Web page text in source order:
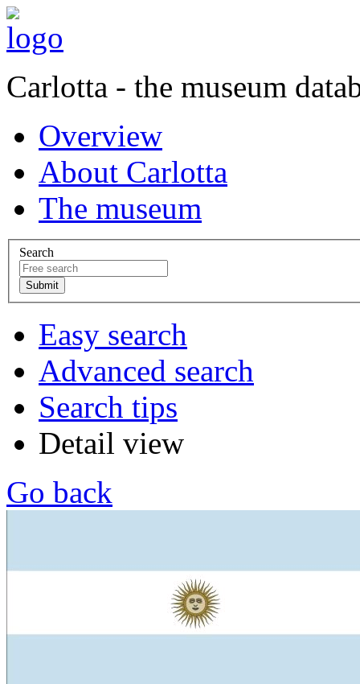
Carlotta - the museum
Overview
About Carlotta
The museum
Search
Easy search
Advanced search
Search tips
Detail view
Go back